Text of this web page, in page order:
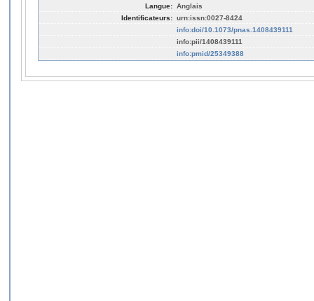
Langue: Anglais
Identificateurs: urn:issn:0027-8424
info:doi/10.1073/pnas.1408439111
info:pii/1408439111
info:pmid/25349388